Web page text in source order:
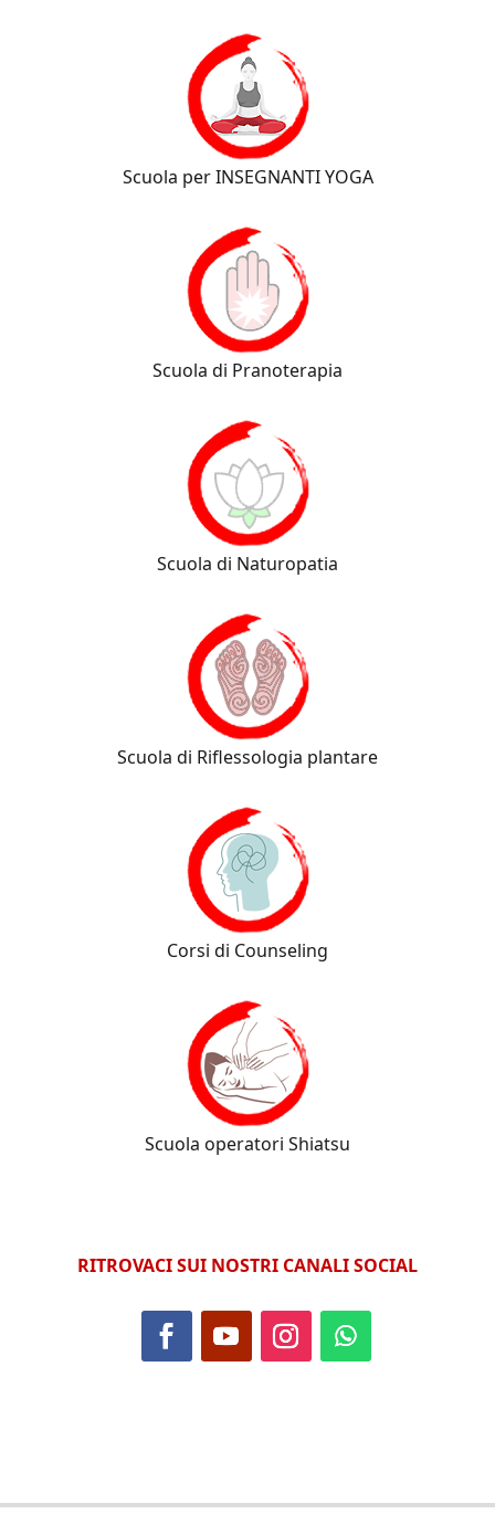
Scuola per INSEGNANTI YOGA
Scuola di Pranoterapia
Scuola di Naturopatia
Scuola di Riflessologia plantare
Corsi di Counseling
Scuola operatori Shiatsu
RITROVACI SUI NOSTRI CANALI SOCIAL